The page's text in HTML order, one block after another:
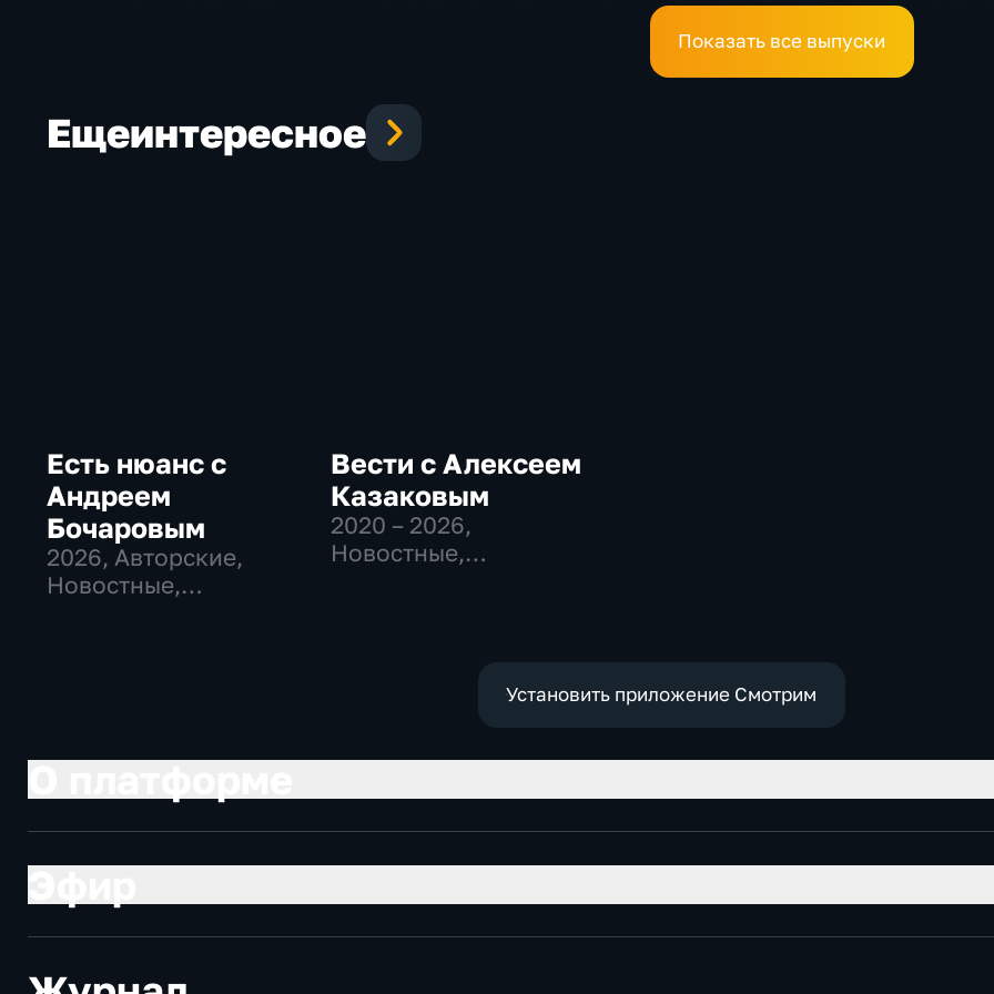
в Хабаровском
медколледжеПоказать все выпуски
Ещеинтересное
Есть нюанс с
Андреем
Бочаровым
2026, Авторские,
Новостные,
Вести с Алексеем
Казаковым
2020 – 2026,
Новостные,
Установить приложение Смотрим